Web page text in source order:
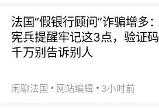
法国“假银行顾问”诈骗增多：
宪兵提醒牢记这3点，验证码
千万别告诉别人
闲聊法国 网站编辑 3小时前